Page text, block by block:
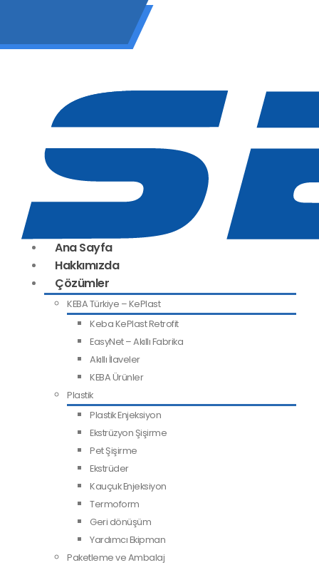
Ana Sayfa
Hakkımızda
Çözümler
KEBA Türkiye – KePlast
Keba KePlast Retrofit
EasyNet – Akıllı Fabrika
Akıllı İlaveler
KEBA Ürünler
Plastik
Plastik Enjeksiyon
Ekstrüzyon Şişirme
Pet Şişirme
Ekstrüder
Kauçuk Enjeksiyon
Termoform
Geri dönüşüm
Yardımcı Ekipman
Paketleme ve Ambalaj